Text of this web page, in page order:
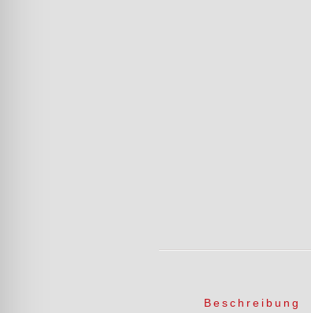
Beschreibung